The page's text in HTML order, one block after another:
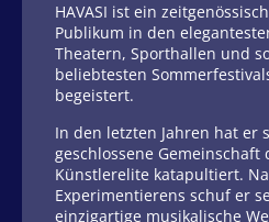
HAVASI ist ein
Publikum in den
Theatern, Sporthallen und
beliebtesten
begeistert.
In den letzten Jahren hat er
geschlossene
Künstlerelite katapultiert.
Experimentierens schuf er
einzigartige musikalische